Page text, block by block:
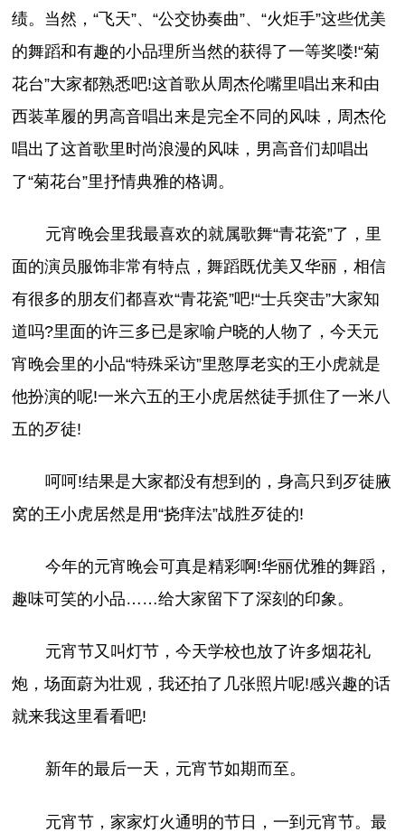
绩。当然，“飞天”、“公交协奏曲”、“火炬手”这些优美
的舞蹈和有趣的小品理所当然的获得了一等奖喽!“菊
花台”大家都熟悉吧!这首歌从周杰伦嘴里唱出来和由
西装革履的男高音唱出来是完全不同的风味，周杰伦
唱出了这首歌里时尚浪漫的风味，男高音们却唱出
了“菊花台”里抒情典雅的格调。
元宵晚会里我最喜欢的就属歌舞“青花瓷”了，里
面的演员服饰非常有特点，舞蹈既优美又华丽，相信
有很多的朋友们都喜欢“青花瓷”吧!“士兵突击”大家知
道吗?里面的许三多已是家喻户晓的人物了，今天元
宵晚会里的小品“特殊采访”里憨厚老实的王小虎就是
他扮演的呢!一米六五的王小虎居然徒手抓住了一米八
五的歹徒!
呵呵!结果是大家都没有想到的，身高只到歹徒腋
窝的王小虎居然是用“挠痒法”战胜歹徒的!
今年的元宵晚会可真是精彩啊!华丽优雅的舞蹈，
趣味可笑的小品……给大家留下了深刻的印象。
元宵节又叫灯节，今天学校也放了许多烟花礼
炮，场面蔚为壮观，我还拍了几张照片呢!感兴趣的话
就来我这里看看吧!
新年的最后一天，元宵节如期而至。
元宵节，家家灯火通明的节日，一到元宵节。最